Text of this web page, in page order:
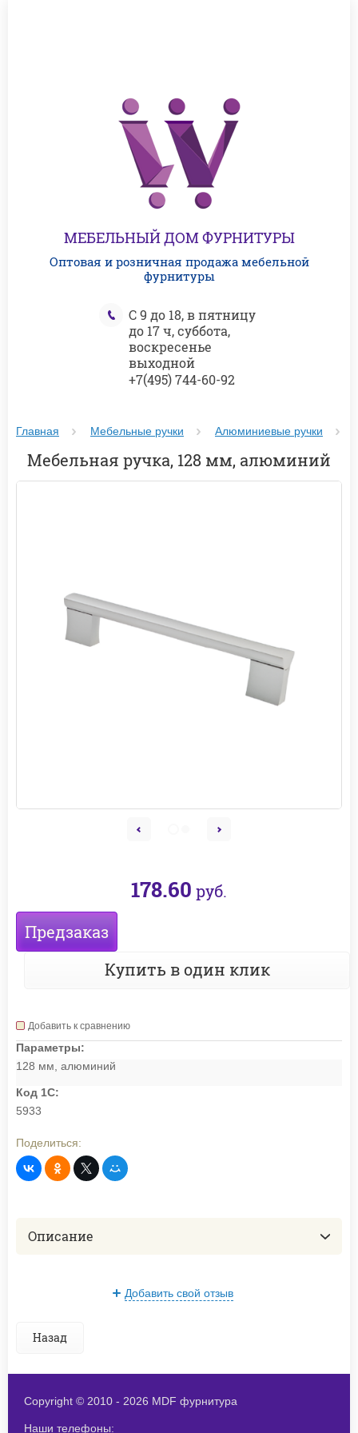
МЕБЕЛЬНЫЙ ДОМ ФУРНИТУРЫ
Оптовая и розничная продажа мебельной
фурнитуры
С 9 до 18, в пятницу
до 17 ч, суббота,
воскресенье
выходной
+7(495) 744-60-92
Главная Мебельные ручки Алюминиевые ручки
Мебельная ручка, 128 мм, алюминий
178.60 руб.
Предзаказ
Купить в один клик
Добавить к сравнению
Параметры:
128 мм, алюминий
Код 1С:
5933
Поделиться:
Описание
Добавить свой отзыв
Назад
Copyright © 2010 - 2026 MDF фурнитура
Наши телефоны: